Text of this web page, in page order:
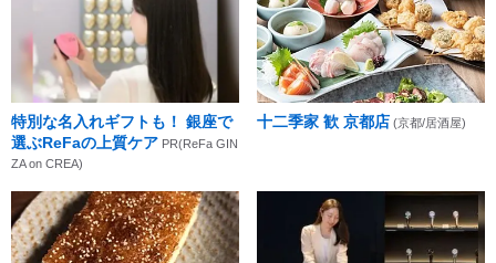
特別な名入れギフトも！ 銀座で
選ぶReFaの上質ケア PR(ReFa GIN
ZA on CREA)
十二季家 歓 京都店 (京都/居酒屋)